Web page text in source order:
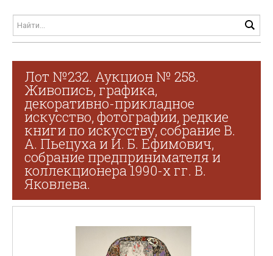
Лот №232. Аукцион № 258.
Живопись, графика,
декоративно-прикладное
искусство, фотографии, редкие
книги по искусству, собрание В.
А. Пьецуха и И. Б. Ефимович,
собрание предпринимателя и
коллекционера 1990-х гг. В.
Яковлева.